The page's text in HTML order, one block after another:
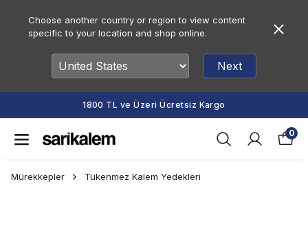
Choose another country or region to view content
specific to your location and shop online.
Next
1800 TL ve Üzeri Ücretsiz Kargo
0
Mürekkepler Tükenmez Kalem Yedekleri